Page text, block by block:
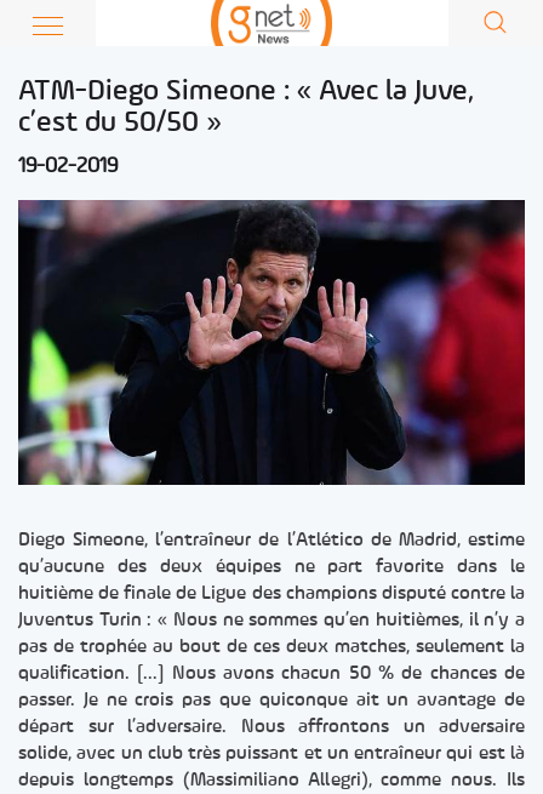
ATM-Diego Simeone : « Avec la Juve,
c’est du 50/50 »
19-02-2019
Diego Simeone, l’entraîneur de l’Atlético de Madrid, estime
qu’aucune des deux équipes ne part favorite dans le
huitième de finale de Ligue des champions disputé contre la
Juventus Turin : « Nous ne sommes qu’en huitièmes, il n’y a
pas de trophée au bout de ces deux matches, seulement la
qualification. […] Nous avons chacun 50 % de chances de
passer. Je ne crois pas que quiconque ait un avantage de
départ sur l’adversaire. Nous affrontons un adversaire
solide, avec un club très puissant et un entraîneur qui est là
depuis longtemps (Massimiliano Allegri), comme nous. Ils